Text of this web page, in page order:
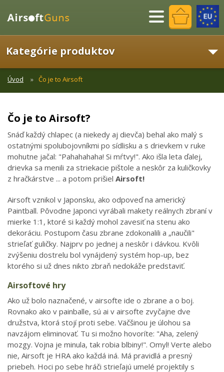
Menu
Kategórie produktov
Úvod Čo je to Airsoft
Čo je to Airsoft?
Snáď každý chlapec (a niekedy aj dievča) behal ako malý s
ostatnými spolubojovníkmi po sídlisku a s drievkem v ruke
mohutne jačal: "Pahahahaha! Si mŕtvy!". Ako išla leta ďalej,
drievka sa menili za striekacie pištole a neskôr za kuličkovky
z hračkárstve ... a potom prišiel Airsoft!
Airsoft vznikol v Japonsku, ako odpoveď na americký
Paintball. Pôvodne Japonci vyrábali makety reálnych zbraní v
mierke 1:1, ktoré si každý mohol zavesiť na stenu ako
dekoráciu. Postupom času zbrane zdokonalili a „naučili"
strieľať guličky. Najprv po jednej a neskôr i dávkou. Kvôli
zvýšeniu dostrelu bol vynájdený systém hop-up, bez
ktorého si už dnes nikto zbraň nedokáže predstaviť.
Airsoftové hry
Ako už bolo naznačené, v airsofte ide o zbrane a o boj.
Rovnako ako v painballe, sú ai v airsofte zvyčajne dve
družstva, ktorá stojí proti sebe. Väčšinou je úlohou sa
navzájom eliminovať. Tu si možno hovoríte: "Aha, zelený
mozgy. Vojna je minula, tak robia blbiny!". Omyl! Verte alebo
nie, Airsoft je HRA ako každá iná. Má pravidlá a presný
priebeh. Hoci po sebe hráči strieľajú umelé projektily s